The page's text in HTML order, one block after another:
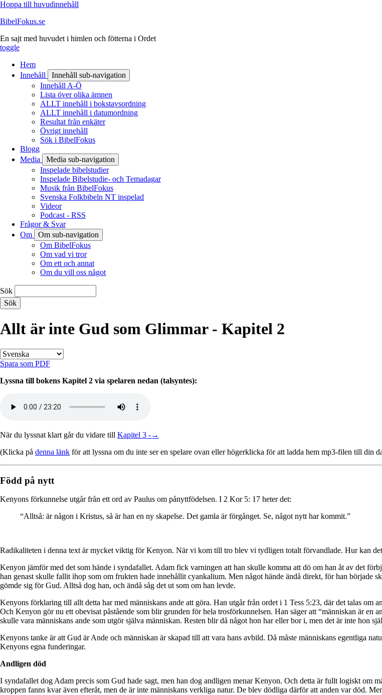
Hoppa till huvudinnehåll
BibelFokus.se
En sajt med huvudet i himlen och fötterna i Ordet
toggle
Hem
Innehåll
Innehåll sub-navigation
Innehåll A-Ö
Lista över olika ämnen
ALLT innehåll i bokstavsordning
ALLT innehåll i datumordning
Resultat från enkäter
Övrigt innehåll
Sök i BibelFokus
Blogg
Media
Media sub-navigation
Inspelade bibelstudier
Inspelade Bibelstudie- och Temadagar
Musik från BibelFokus
Svenska Folkbibeln NT inspelad
Videor
Podcast - RSS
Frågor & Svar
Om
Om sub-navigation
Om BibelFokus
Om vad vi tror
Om ett och annat
Om du vill oss något
Sök
Allt är inte Gud som Glimmar - Kapitel 2
Spara som PDF
Lyssna till bokens Kapitel 2 via spelaren nedan (talsyntes):
När du lyssnat klart går du vidare till Kapitel 3 -→
(Klicka på denna länk för att lyssna om du inte ser en spelare ovan eller högerklicka för att ladda hem mp3-filen till din
Född på nytt
Kenyons förkunnelse utgår från ett ord av Paulus om pånyttfödelsen. I 2 Kor 5: 17 heter det:
“Alltså: är någon i Kristus, så är han en ny skapelse. Det gamla är förgånget. Se, något nytt har kommit.”
Radikaliteten i denna text är mycket viktig för Kenyon. När vi kom till tro blev vi tydligen totalt förvandlade. Hur kan
Kenyon jämför med det som hände i syndafallet. Adam fick varningen att han skulle komma att dö om han åt av det
han genast skulle fallit ihop som om frukten hade innehållit cyankalium. Men något hände ändå direkt, för han började
gömde sig för Gud. Alltså dog han, och ändå såg det ut som om han levde.
Kenyons förklaring till allt detta har med människans ande att göra. Han utgår från ordet i 1 Tess 5:23, där det talas om
Och Kenyon gör nu ett obevisat påstående som blir grunden för hela trosförkunnelsen. Han säger att “människan är en
skulle vara människans ande som utgör själva människan. Resten blir då något hon har eller bor i, men det är inte hon
Kenyons tanke är att Gud är Ande och människan är skapad till att vara hans avbild. Då måste människans egentliga
Kenyons egna funderingar.
Andligen död
I syndafallet dog Adam precis som Gud hade sagt, men han dog andligen menar Kenyon. Och detta är fullt logiskt om
kroppen fanns kvar även efteråt, men de är inte människans verkliga natur. De blev dödliga därför att anden var död.